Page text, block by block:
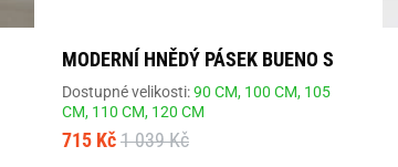
MODERNÍ HNĚDÝ PÁSEK BUENO S
Dostupné velikosti:90 CM, 100 CM, 105
CM, 110 CM, 120 CM
715 Kč 1 039 Kč